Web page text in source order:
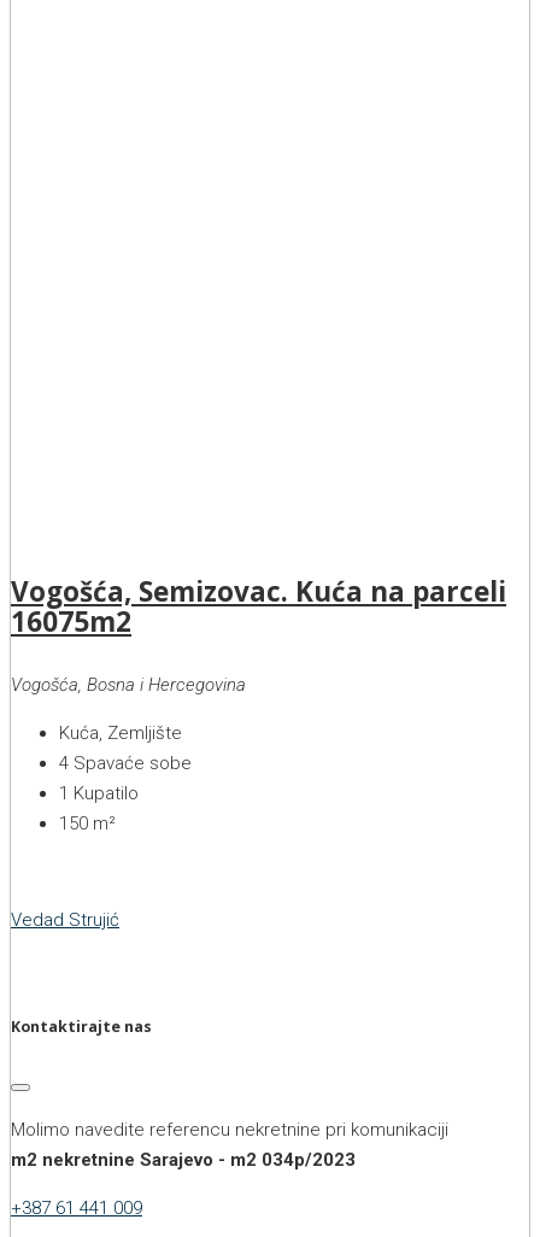
Vogošća, Semizovac. Kuća na parceli
16075m2
Vogošća, Bosna i Hercegovina
Kuća, Zemljište
4 Spavaće sobe
1 Kupatilo
150 m²
Vedad Strujić
Kontaktirajte nas
Molimo navedite referencu nekretnine pri komunikaciji
m2 nekretnine Sarajevo - m2 034p/2023
+387 61 441 009